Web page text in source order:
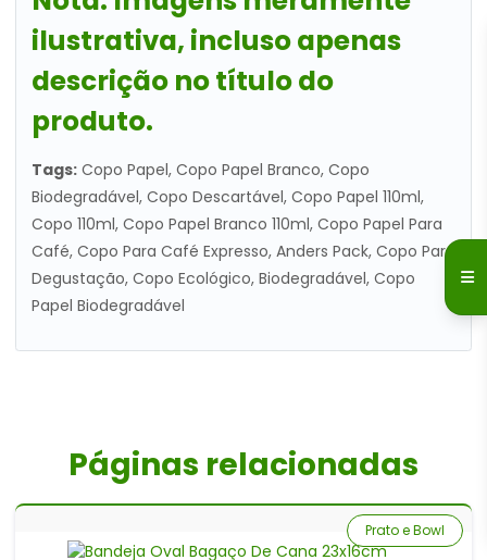
ilustrativa, incluso apenas
descrição no título do
produto.
Tags: Copo Papel, Copo Papel Branco, Copo
Biodegradável, Copo Descartável, Copo Papel 110ml,
Copo 110ml, Copo Papel Branco 110ml, Copo Papel Para
Café, Copo Para Café Expresso, Anders Pack, Copo Para
Degustação, Copo Ecológico, Biodegradável, Copo
Papel Biodegradável
Páginas relacionadas
Prato e Bowl